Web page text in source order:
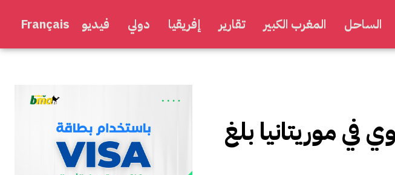
الساحل المغرب الكبير تقارير إفريقيا دولي فيديو Français
موريتانيا بلغ